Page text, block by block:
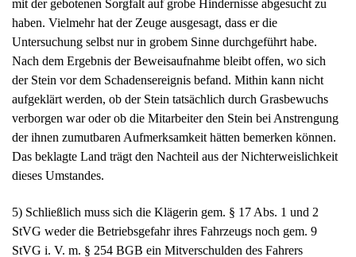
haben. Vielmehr hat der Zeuge ausgesagt, dass er die
Untersuchung selbst nur in grobem Sinne durchgeführt habe.
Nach dem Ergebnis der Beweisaufnahme bleibt offen, wo sich
der Stein vor dem Schadensereignis befand. Mithin kann nicht
aufgeklärt werden, ob der Stein tatsächlich durch Grasbewuchs
verborgen war oder ob die Mitarbeiter den Stein bei Anstrengung
der ihnen zumutbaren Aufmerksamkeit hätten bemerken können.
Das beklagte Land trägt den Nachteil aus der Nichterweislichkeit
dieses Umstandes.
StVG weder die Betriebsgefahr ihres Fahrzeugs noch gem. 9
StVG i. V. m. § 254 BGB ein Mitverschulden des Fahrers